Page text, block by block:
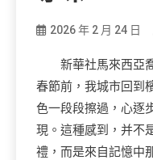
2026 年 2 月 24 日
新華社馬來西亞
春節前，我城市回到
色一段段擦過，心逐
現。這種感到，并不
禮，而是來自記憶中